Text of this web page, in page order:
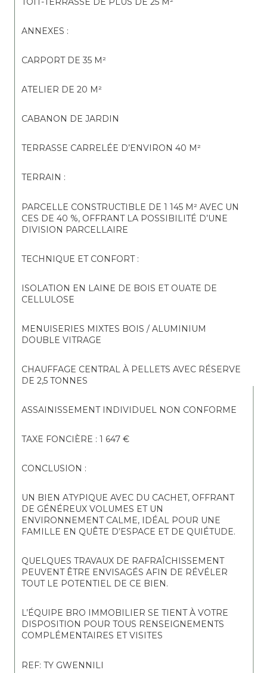
ANNEXES :
CARPORT DE 35 M²
ATELIER DE 20 M²
CABANON DE JARDIN
TERRASSE CARRELÉE D’ENVIRON 40 M²
TERRAIN :
PARCELLE CONSTRUCTIBLE DE 1 145 M² AVEC UN
CES DE 40 %, OFFRANT LA POSSIBILITÉ D’UNE
DIVISION PARCELLAIRE
TECHNIQUE ET CONFORT :
ISOLATION EN LAINE DE BOIS ET OUATE DE
CELLULOSE
MENUISERIES MIXTES BOIS / ALUMINIUM
DOUBLE VITRAGE
CHAUFFAGE CENTRAL À PELLETS AVEC RÉSERVE
DE 2,5 TONNES
ASSAINISSEMENT INDIVIDUEL NON CONFORME
TAXE FONCIÈRE : 1 647 €
CONCLUSION :
UN BIEN ATYPIQUE AVEC DU CACHET, OFFRANT
DE GÉNÉREUX VOLUMES ET UN
ENVIRONNEMENT CALME, IDÉAL POUR UNE
FAMILLE EN QUÊTE D’ESPACE ET DE QUIÉTUDE.
QUELQUES TRAVAUX DE RAFRAÎCHISSEMENT
PEUVENT ÊTRE ENVISAGÉS AFIN DE RÉVÉLER
TOUT LE POTENTIEL DE CE BIEN.
L’ÉQUIPE BRO IMMOBILIER SE TIENT À VOTRE
DISPOSITION POUR TOUS RENSEIGNEMENTS
COMPLÉMENTAIRES ET VISITES
REF: TY GWENNILI